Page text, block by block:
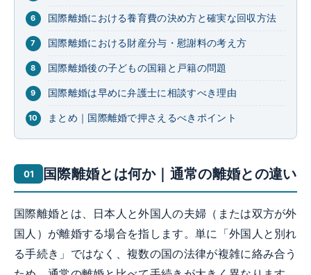
国際離婚における養育費の決め方と確実な回収方法
国際離婚における財産分与・慰謝料の考え方
国際離婚後の子どもの国籍と戸籍の問題
国際離婚は早めに弁護士に相談すべき理由
まとめ｜国際離婚で押さえるべきポイント
国際離婚とは何か｜通常の離婚との違い
国際離婚とは、日本人と外国人の夫婦（または双方が外
国人）が離婚する場合を指します。単に「外国人と別れ
る手続き」ではなく、複数の国の法律が複雑に絡み合う